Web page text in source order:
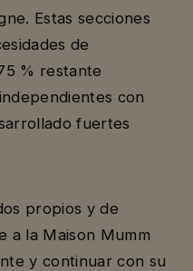
Estas secciones
de
% restante
con
fuertes
propios y de
a la Maison Mumm
y continuar con su